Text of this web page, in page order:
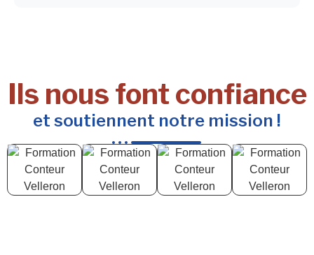
Ils nous font confiance
et soutiennent notre mission !